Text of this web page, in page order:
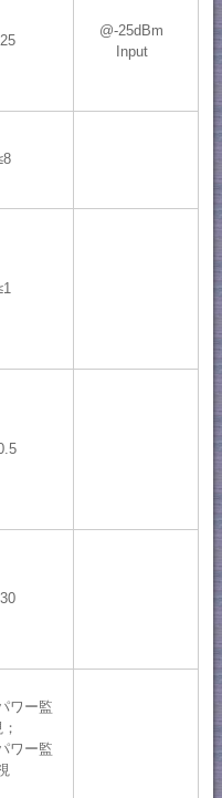
@-25dBm
Input
ワー監
ワー監